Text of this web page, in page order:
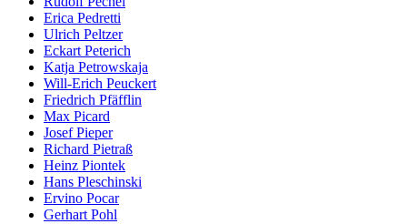
Erica Pedretti
Ulrich Peltzer
Eckart Peterich
Katja Petrowskaja
Will-Erich Peuckert
Friedrich Pfäfflin
Max Picard
Josef Pieper
Richard Pietraß
Heinz Piontek
Hans Pleschinski
Ervino Pocar
Gerhart Pohl